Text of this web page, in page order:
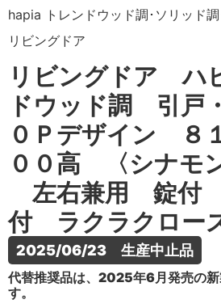
hapia トレンドウッド調･ソリッド
リビングドア
リビングドア ハ
ドウッド調 引
０Ｐデザイン ８
００高 〈シナモ
左右兼用 錠付
付 ラクラクロー
2025/06/23　生産中止品
代替推奨品は、2025年6月発売の新
す。